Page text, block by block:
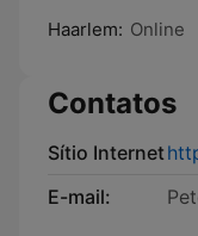
Haarlem: Online
Contatos
Sítio Internet
E-mail: